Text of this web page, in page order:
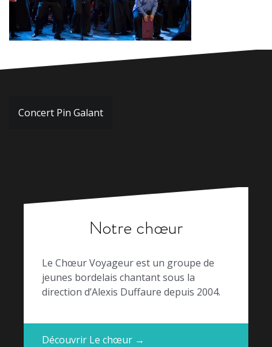
Navigation
Concert Pin Galant
Notre chœur
Le Chœur Voyageur est un groupe de
jeunes bordelais chantant sous la
direction d’Alexis Duffaure depuis 2004.
Découvrir Le chœur →